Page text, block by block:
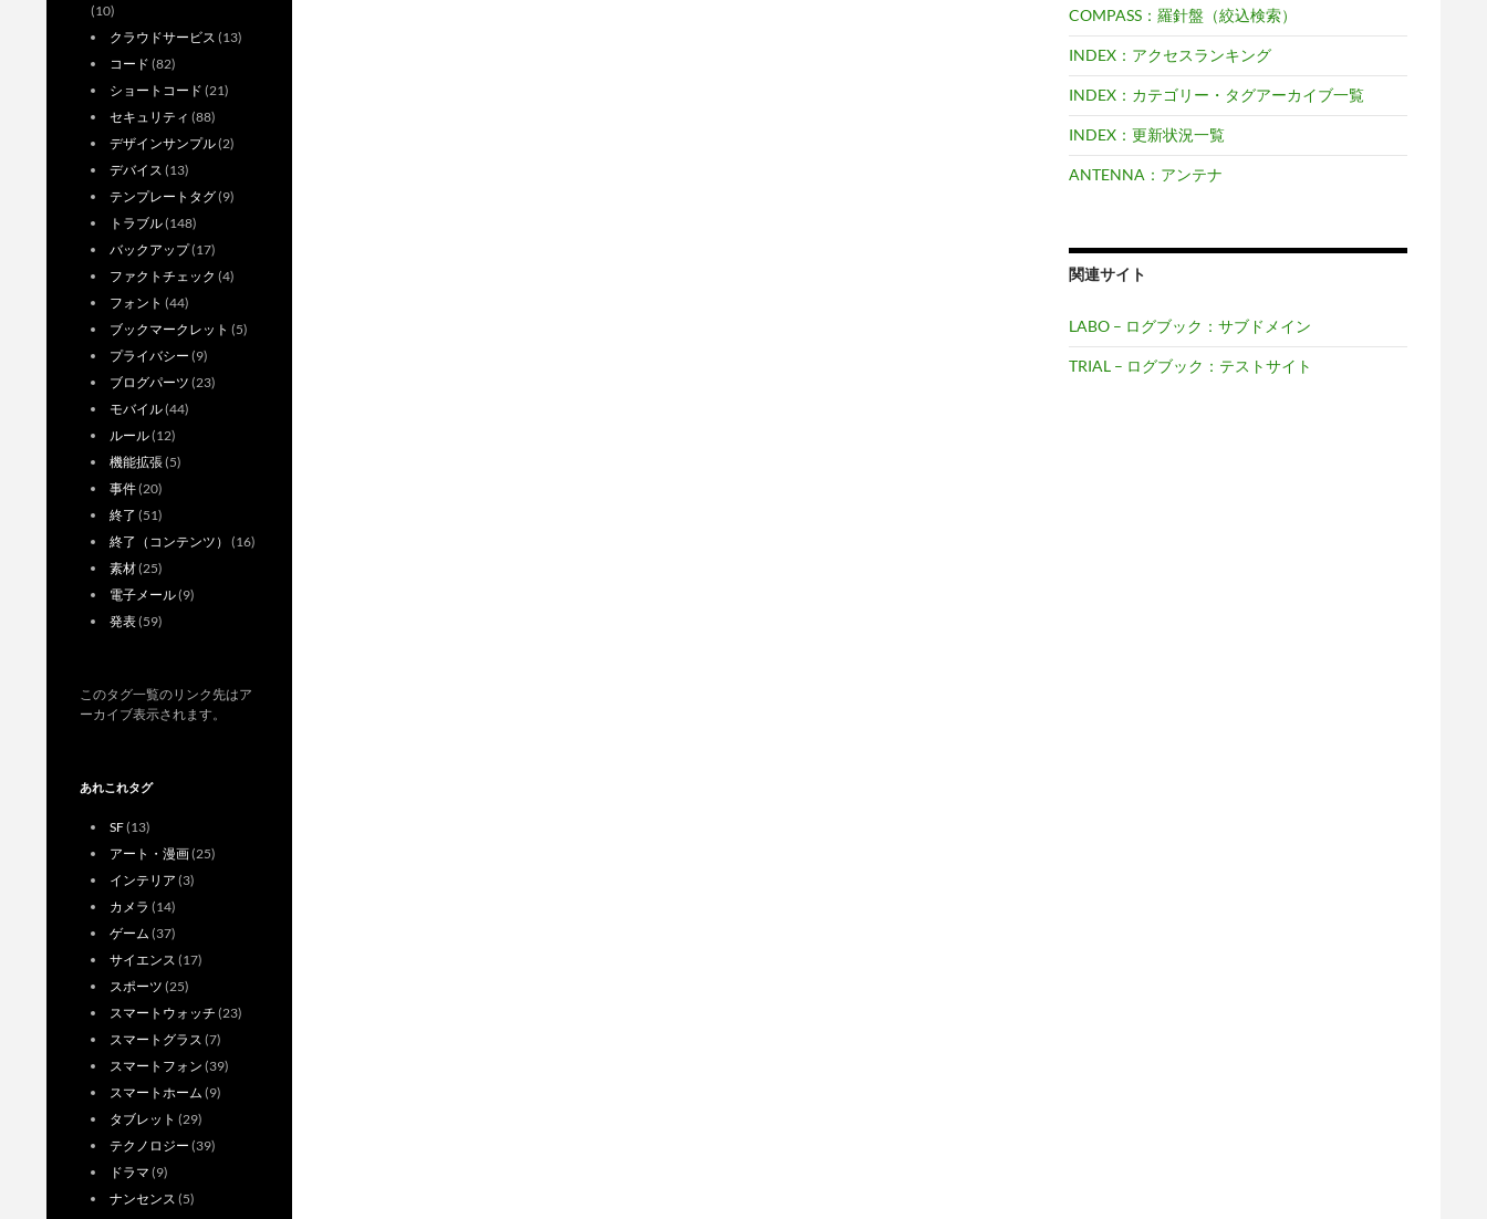
COMPASS：羅針盤（絞込検索）
INDEX：アクセスランキング
INDEX：カテゴリー・タグアーカイブ一覧
INDEX：更新状況一覧
ANTENNA：アンテナ
関連サイト
LABO – ログブック：サブドメイン
TRIAL – ログブック：テストサイト
(10)
クラウドサービス (13)
コード (82)
ショートコード (21)
セキュリティ (88)
デザインサンプル(2)
デバイス (13)
テンプレートタグ(9)
トラブル(148)
バックアップ(17)
ファクトチェック (4)
フォント (44)
ブックマークレット (5)
プライバシー (9)
ブログパーツ (23)
モバイル(44)
ルール(12)
機能拡張(5)
事件(20)
終了 (51)
終了（コンテンツ） (16)
素材(25)
電子メール(9)
発表(59)
このタグ一覧のリンク先はア
ーカイブ表示されます。
あれこれタグ
SF(13)
アート・漫画(25)
インテリア (3)
カメラ (14)
ゲーム (37)
サイエンス (17)
スポーツ (25)
スマートウォッチ (23)
スマートグラス (7)
スマートフォン (39)
スマートホーム (9)
タブレット (29)
テクノロジー (39)
ドラマ (9)
ナンセンス (5)